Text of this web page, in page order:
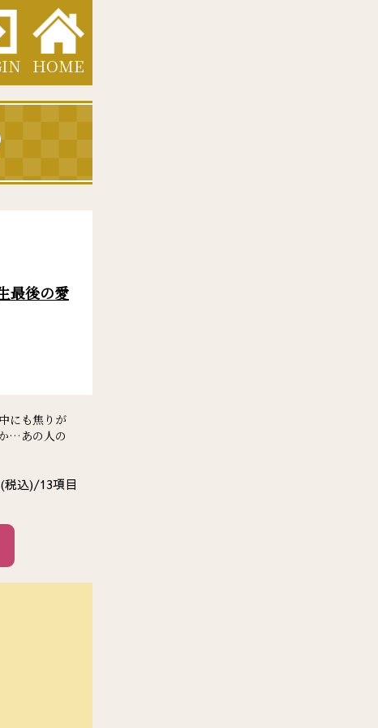
HOME
最後の愛
にも焦りが
…あの人の
税込)/13項目